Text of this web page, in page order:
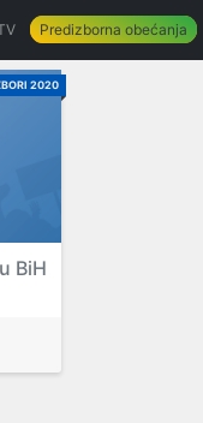
Predizborna obećanja
2020
BiH